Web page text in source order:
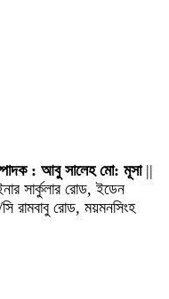
: আবু সালেহ মো: মূসা||
সার্কুলার রোড, ইডেন
রামবাবু রোড, ময়মনসিংহ